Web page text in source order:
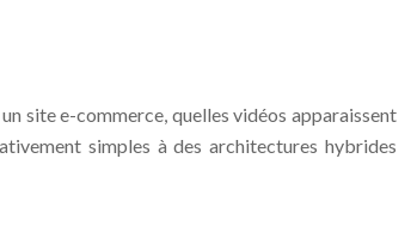
site e-commerce, quelles vidéos apparaissent
simples à des architectures hybrides